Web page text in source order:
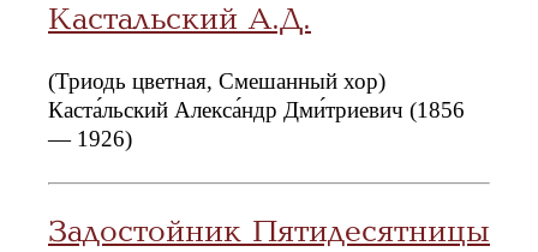
Кастальский А.Д.
(Триодь цветная, Смешанный хор)
Каста́льский Алекса́ндр Дми́триевич (1856
— 1926)
Задостойник Пятидесятницы